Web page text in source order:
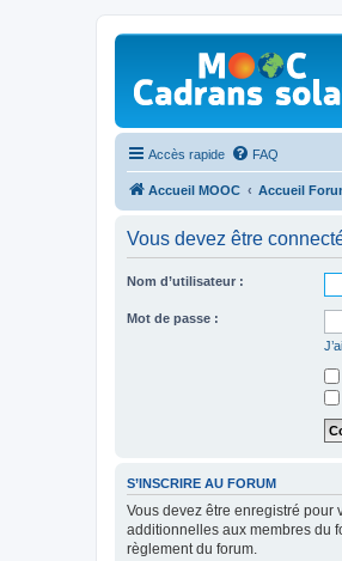
Accès rapide FAQ
Accueil MOOC Accueil
Vous devez être
Nom d’utilisateur :
Mot de passe :
S’INSCRIRE AU FORUM
Vous devez être enregistré pour
additionnelles aux membres du
règlement du forum.